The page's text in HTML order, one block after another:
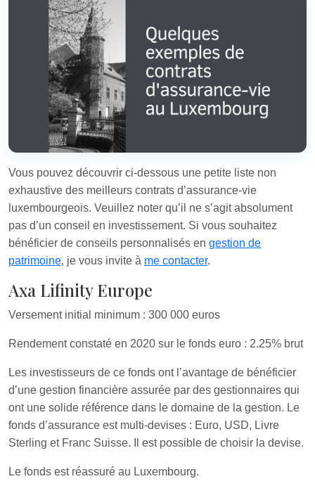
Vous pouvez découvrir ci-dessous une petite liste non
exhaustive des meilleurs contrats d’assurance-vie
luxembourgeois. Veuillez noter qu’il ne s’agit absolument
pas d’un conseil en investissement. Si vous souhaitez
bénéficier de conseils personnalisés en gestion de
patrimoine, je vous invite à me contacter.
Axa Lifinity Europe
Versement initial minimum : 300 000 euros
Rendement constaté en 2020 sur le fonds euro : 2.25% brut
Les investisseurs de ce fonds ont l’avantage de bénéficier
d’une gestion financière assurée par des gestionnaires qui
ont une solide référence dans le domaine de la gestion. Le
fonds d’assurance est multi-devises : Euro, USD, Livre
Sterling et Franc Suisse. Il est possible de choisir la devise.
Le fonds est réassuré au Luxembourg.